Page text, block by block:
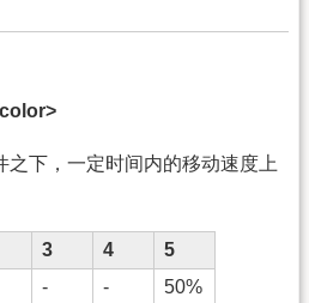
之下，一定时间内的移动速度上
3 4
5
- -
50%